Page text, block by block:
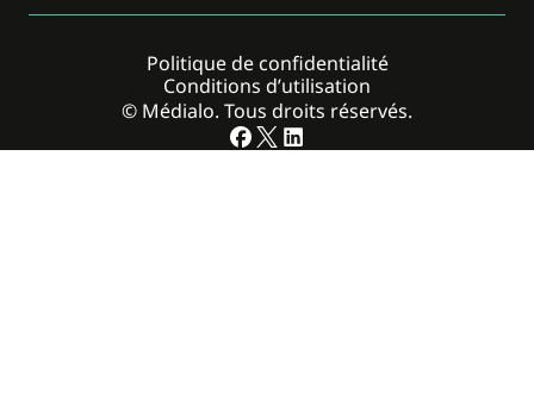
© Médialo. Tous droits réservés.
Politique de confidentialité
Conditions d’utilisation